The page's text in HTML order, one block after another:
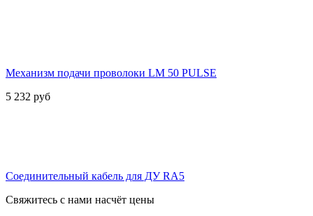
Механизм подачи проволоки LM 50 PULSE
5 232 руб
Соединительный кабель для ДУ RA5
Свяжитесь с нами насчёт цены